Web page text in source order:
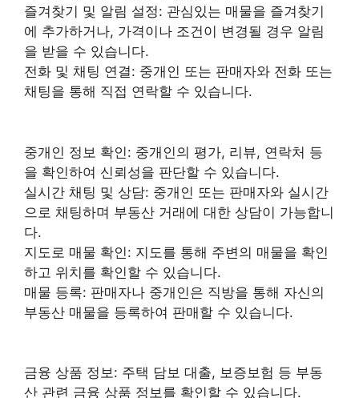
즐겨찾기 및 알림 설정: 관심있는 매물을 즐겨찾기
에 추가하거나, 가격이나 조건이 변경될 경우 알림
을 받을 수 있습니다.
전화 및 채팅 연결: 중개인 또는 판매자와 전화 또는
채팅을 통해 직접 연락할 수 있습니다.
중개인 정보 확인: 중개인의 평가, 리뷰, 연락처 등
을 확인하여 신뢰성을 판단할 수 있습니다.
실시간 채팅 및 상담: 중개인 또는 판매자와 실시간
으로 채팅하며 부동산 거래에 대한 상담이 가능합니
다.
지도로 매물 확인: 지도를 통해 주변의 매물을 확인
하고 위치를 확인할 수 있습니다.
매물 등록: 판매자나 중개인은 직방을 통해 자신의
부동산 매물을 등록하여 판매할 수 있습니다.
금융 상품 정보: 주택 담보 대출, 보증보험 등 부동
산 관련 금융 상품 정보를 확인할 수 있습니다.